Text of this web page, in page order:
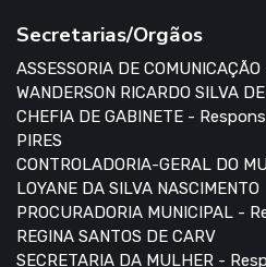
Secretarias/Orgãos
ASSESSORIA DE
WANDERSON RICARDO SILVA
CHEFIA DE GABINETE -
PIRES
CONTROLADORIA-GERAL DO
LOYANE DA SILVA NASCIMENTO
PROCURADORIA MUNICIPAL -
REGINA SANTOS DE CARV
SECRETARIA DA MULHER -